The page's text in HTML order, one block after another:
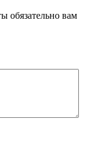
обязательно вам